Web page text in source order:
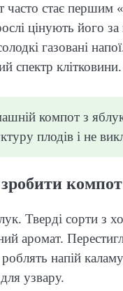
часто стає першим
цінують його
газовані
спектр клітковини.
компот з
плодів і не
зробити
Тверді сорти з
аромат.
напій
узвару.